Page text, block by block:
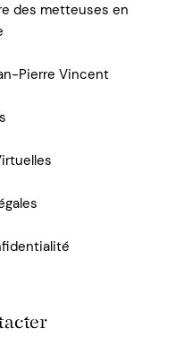
des metteuses en
Pierre Vincent